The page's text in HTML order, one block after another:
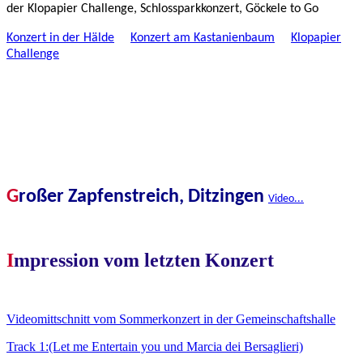
der Klopapier Challenge, Schlossparkkonzert, Göckele to Go
Konzert in der Hälde Konzert am Kastanienbaum
Klopapier
Challenge
Großer Zapfenstreich, Ditzingen Video...
Impression vom letzten Konzert
Videomittschnitt vom Sommerkonzert in der Gemeinschaftshalle
Track 1:(Let me Entertain you und Marcia dei Bersaglieri)